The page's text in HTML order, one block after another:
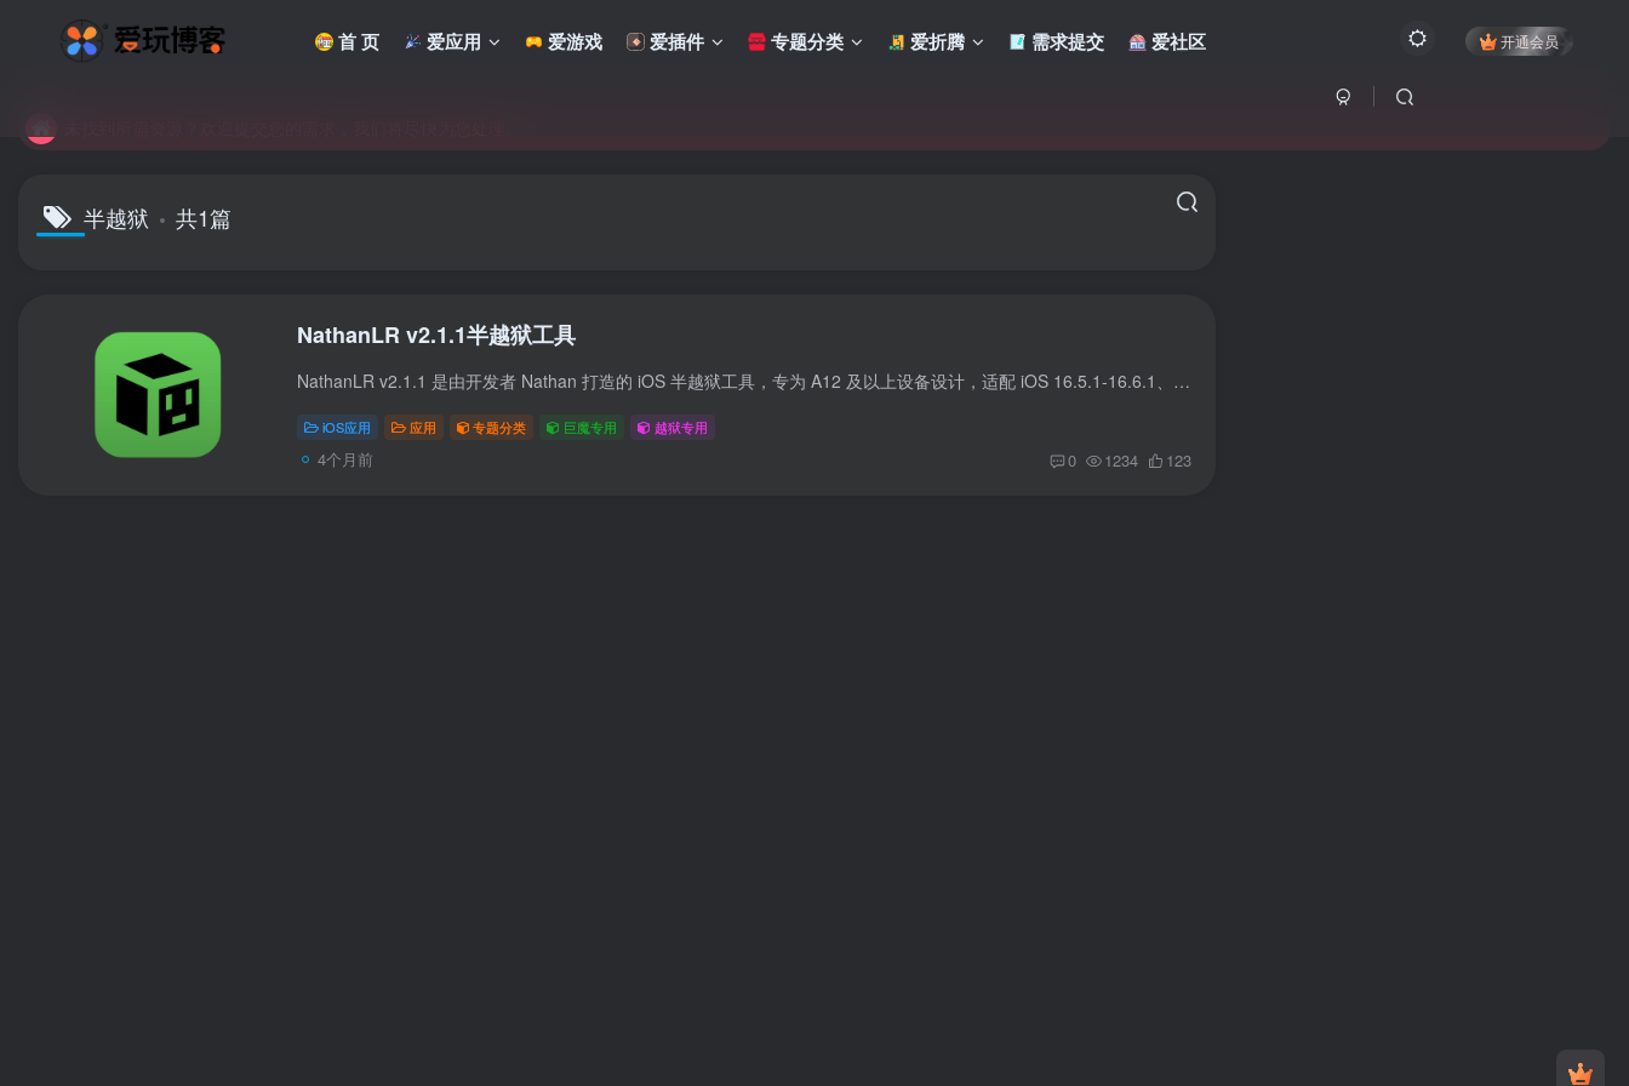
首 页 爱应用 爱游戏 爱插件 专题分类 爱折腾 需求提交 爱社区 开通会员
未找到所需资源？欢迎提交您的需求，我们将尽快为您处理。
苹果手机用户没有巨魔商店的点击此处获取保姆级安装教程
半越狱 共1篇
NathanLR v2.1.1半越狱工具
NathanLR v2.1.1 是由开发者 Nathan 打造的 iOS 半越狱工具，专为 A12 及以上设备设计，适配 iOS 16.5.1-16.6.1、16.7 RC 与 17.0 系统。它依托 bl_sbx 漏洞与 POC 绕过技术，实现 SpringBoard ...
iOS应用 应用 专题分类 巨魔专用 越狱专用
4个月前 0 1234 123